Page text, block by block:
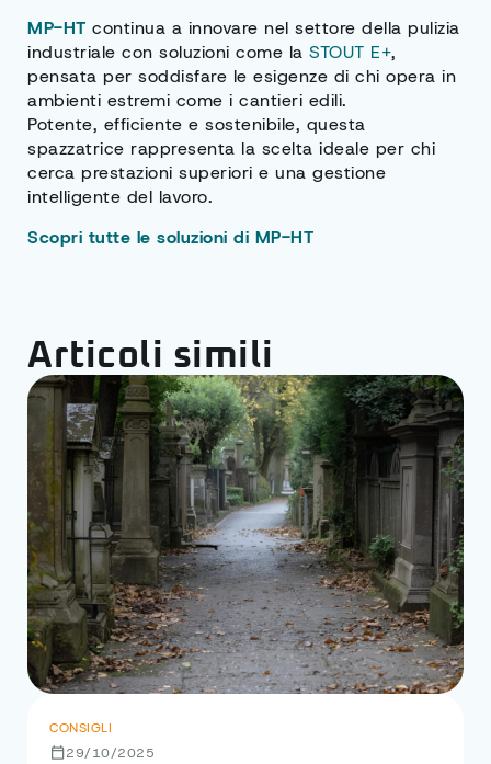
MP-HT continua a innovare nel settore della pulizia
industriale con soluzioni come la STOUT E+,
pensata per soddisfare le esigenze di chi opera in
ambienti estremi come i cantieri edili.
Potente, efficiente e sostenibile, questa
spazzatrice rappresenta la scelta ideale per chi
cerca prestazioni superiori e una gestione
intelligente del lavoro.
Scopri tutte le soluzioni di MP-HT
Articoli simili
CONSIGLI
29/10/2025